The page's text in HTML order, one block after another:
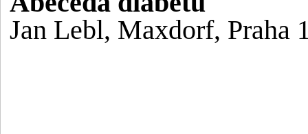
Jan Lebl, Maxdorf, Praha